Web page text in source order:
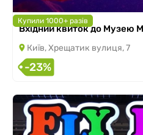
Купили 1000+ разів
Вхідний квиток до Музею
Київ, Хрещатик вулиця, 7
-23%